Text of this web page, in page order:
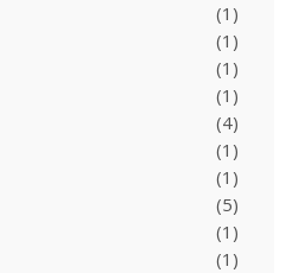
(1)
(1)
(1)
(1)
(4)
(1)
(1)
(5)
(1)
(1)